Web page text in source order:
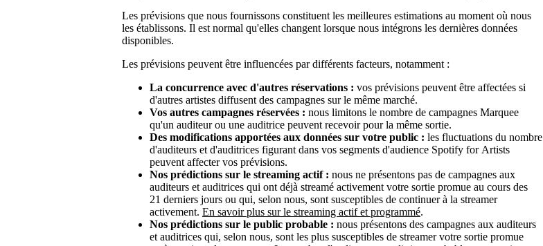
Les prévisions que nous fournissons constituent les meilleures estimations au moment où nous
les établissons. Il est normal qu'elles changent lorsque nous intégrons les dernières données
disponibles.
Les prévisions peuvent être influencées par différents facteurs, notamment :
La concurrence avec d'autres réservations : vos prévisions peuvent être affectées si
d'autres artistes diffusent des campagnes sur le même marché.
Vos autres campagnes réservées : nous limitons le nombre de campagnes Marquee
qu'un auditeur ou une auditrice peuvent recevoir pour la même sortie.
Des modifications apportées aux données sur votre public : les fluctuations du nombre
d'auditeurs et d'auditrices figurant dans vos segments d'audience Spotify for Artists
peuvent affecter vos prévisions.
Nos prédictions sur le streaming actif : nous ne présentons pas de campagnes aux
auditeurs et auditrices qui ont déjà streamé activement votre sortie promue au cours des
21 derniers jours ou qui, selon nous, sont susceptibles de continuer à la streamer
activement. En savoir plus sur le streaming actif et programmé.
Nos prédictions sur le public probable : nous présentons des campagnes aux auditeurs
et auditrices qui, selon nous, sont les plus susceptibles de streamer votre sortie promue